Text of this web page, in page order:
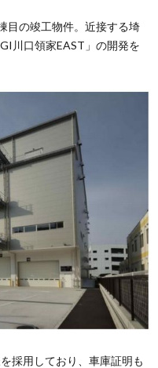
目の竣工物件。近接する埼
川口領家EAST」の開発を
採用しており、車庫証明も